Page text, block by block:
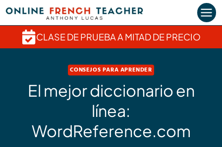
Saltar
contenidoCLASE DE PRUEBA A MITAD DE PRECIO
CONSEJOS PARA APRENDER
El mejor diccionario en
línea:
WordReference.com